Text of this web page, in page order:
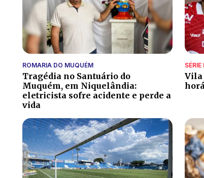
ROMARIA DO MUQUÉM
Tragédia no Santuário do
Muquém, em Niquelândia:
eletricista sofre acidente e perde a
vida
SÉRIE
Vila